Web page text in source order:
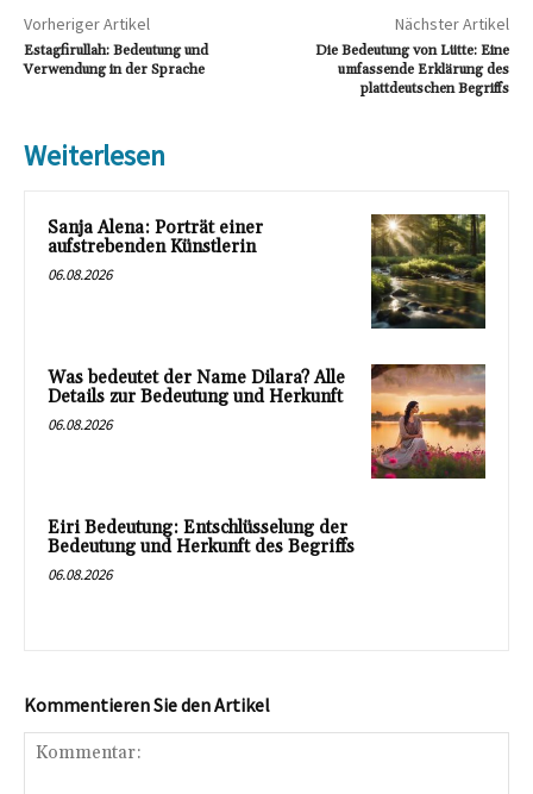
Vorheriger Artikel
Estagfirullah: Bedeutung und
Verwendung in der Sprache
Nächster Artikel
Die Bedeutung von Lütte: Eine
umfassende Erklärung des
plattdeutschen Begriffs
Weiterlesen
Sanja Alena: Porträt einer
aufstrebenden Künstlerin
06.08.2026
Was bedeutet der Name Dilara? Alle
Details zur Bedeutung und Herkunft
06.08.2026
Eiri Bedeutung: Entschlüsselung der
Bedeutung und Herkunft des Begriffs
06.08.2026
Kommentieren Sie den Artikel